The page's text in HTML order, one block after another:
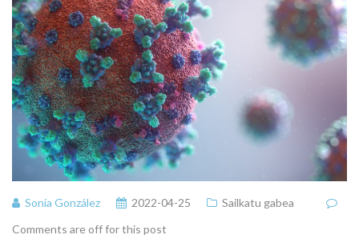
Sonia González 2022-04-25
Sailkatu gabea
Comments are off for this post